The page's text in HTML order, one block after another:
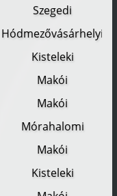
Szegedi
Hódmezővásárhelyi
Kisteleki
Makói
Makói
Mórahalomi
Makói
Kisteleki